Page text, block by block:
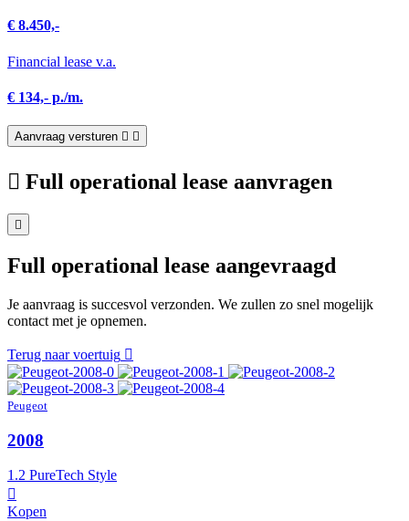
€ 8.450,-
Financial lease v.a.
€ 134,- p./m.
Aanvraag versturen
Full operational lease aanvragen
Full operational lease aangevraagd
Je aanvraag is succesvol verzonden. We zullen zo snel mogelijk
contact met je opnemen.
Terug naar voertuig
Peugeot
2008
1.2 PureTech Style
Kopen